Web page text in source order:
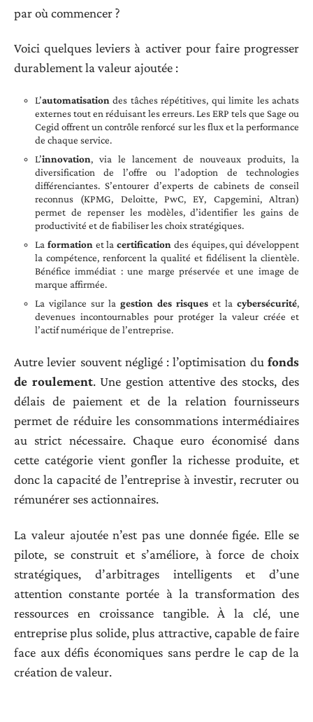
par où commencer ?
Voici quelques leviers à activer pour faire progresser
durablement la valeur ajoutée :
L’automatisation des tâches répétitives, qui limite les achats
externes tout en réduisant les erreurs. Les ERP tels que Sage ou
Cegid offrent un contrôle renforcé sur les flux et la performance
de chaque service.
L’innovation, via le lancement de nouveaux produits, la
diversification de l’offre ou l’adoption de technologies
différenciantes. S’entourer d’experts de cabinets de conseil
reconnus (KPMG, Deloitte, PwC, EY, Capgemini, Altran)
permet de repenser les modèles, d’identifier les gains de
productivité et de fiabiliser les choix stratégiques.
La formation et la certification des équipes, qui développent
la compétence, renforcent la qualité et fidélisent la clientèle.
Bénéfice immédiat : une marge préservée et une image de
marque affirmée.
La vigilance sur la gestion des risques et la cybersécurité,
devenues incontournables pour protéger la valeur créée et
l’actif numérique de l’entreprise.
Autre levier souvent négligé : l’optimisation du fonds
de roulement. Une gestion attentive des stocks, des
délais de paiement et de la relation fournisseurs
permet de réduire les consommations intermédiaires
au strict nécessaire. Chaque euro économisé dans
cette catégorie vient gonfler la richesse produite, et
donc la capacité de l’entreprise à investir, recruter ou
rémunérer ses actionnaires.
La valeur ajoutée n’est pas une donnée figée. Elle se
pilote, se construit et s’améliore, à force de choix
stratégiques, d’arbitrages intelligents et d’une
attention constante portée à la transformation des
ressources en croissance tangible. À la clé, une
entreprise plus solide, plus attractive, capable de faire
face aux défis économiques sans perdre le cap de la
création de valeur.